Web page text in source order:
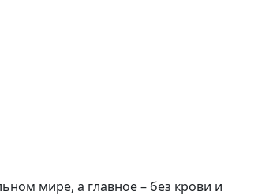
мире, а главное – без крови и